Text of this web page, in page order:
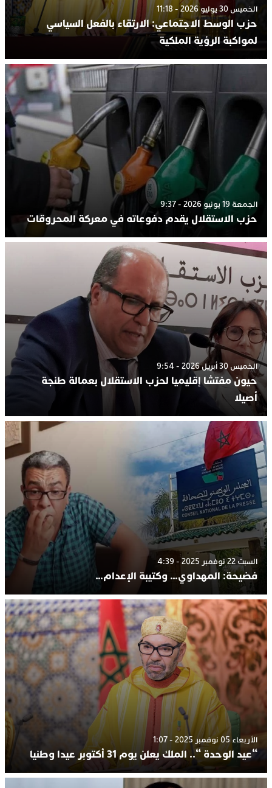
الخميس 30 يوليو 2026 - 11:18
حزب الوسط الاجتماعي: الارتقاء بالفعل السياسي
لمواكبة الرؤية الملكية
الجمعة 19 يونيو 2026 - 9:37
حزب الاستقلال يقدم دفوعاته في معركة المحروقات
الخميس 30 أبريل 2026 - 9:54
حيون مفتشا إقليميا لحزب الاستقلال بعمالة طنجة
أصيلا
السبت 22 نوفمبر 2025 - 4:39
فضيحة: المهداوي… وكتيبة الإعدام…
الأربعاء 05 نوفمبر 2025 - 1:07
“عيد الوحدة “.. الملك يعلن يوم 31 أكتوبر عيدا وطنيا